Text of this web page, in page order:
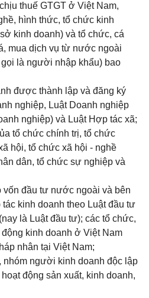
thuế GTGT ở Việt Nam,
hình thức, tổ chức kinh
kinh doanh) và tổ chức, cá
mua dịch vụ từ nước ngoài
là người nhập khẩu) bao
được thành lập và đăng ký
nghiệp, Luật Doanh nghiệp
nghiệp) và Luật Hợp tác xã;
tổ chức chính trị, tổ chức
hội, tổ chức xã hội - nghề
dân, tổ chức sự nghiệp và
vốn đầu tư nước ngoài và bên
kinh doanh theo Luật đầu tư
là Luật đầu tư); các tổ chức,
kinh doanh ở Việt Nam
nhân tại Việt Nam;
nhóm người kinh doanh độc lập
động sản xuất, kinh doanh,